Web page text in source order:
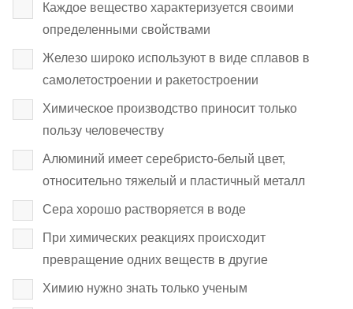
Каждое вещество характеризуется своими
определенными свойствами
Железо широко используют в виде сплавов в
самолетостроении и ракетостроении
Химическое производство приносит только
пользу человечеству
Алюминий имеет серебристо-белый цвет,
относительно тяжелый и пластичный металл
Сера хорошо растворяется в воде
При химических реакциях происходит
превращение одних веществ в другие
Химию нужно знать только ученым